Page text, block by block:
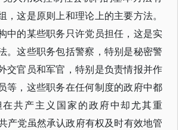
，这是原则上和理论上的主要方法。
中的某些职务只许党员担任，这是实
。这些职务包括警察，特别是秘密警
交官员和军官，特别是负责情报并作
等，这些职务在任何制度的政府中都
共产主义国家的政府中却尤其重
产党虽然承认政府有权及时有效地管